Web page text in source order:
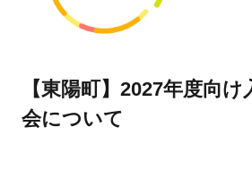
【東陽町】2027年度向け
会について